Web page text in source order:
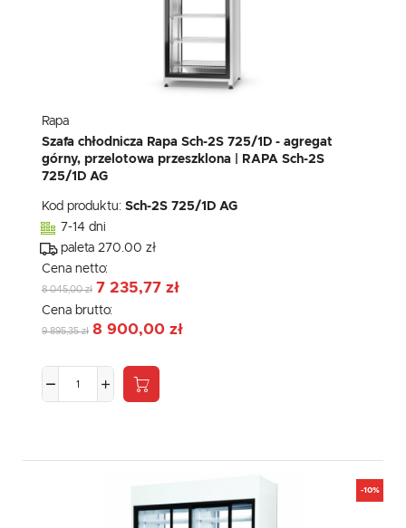
Rapa
Szafa chłodnicza Rapa Sch-2S 725/1D - agregat
górny, przelotowa przeszklona | RAPA Sch-2S
725/1D AG
Kod produktu: Sch-2S 725/1D AG
7-14 dni
paleta 270.00 zł
Cena netto:
8 045,00 zł 7 235,77 zł
Cena brutto:
9 895,35 zł 8 900,00 zł
-10%